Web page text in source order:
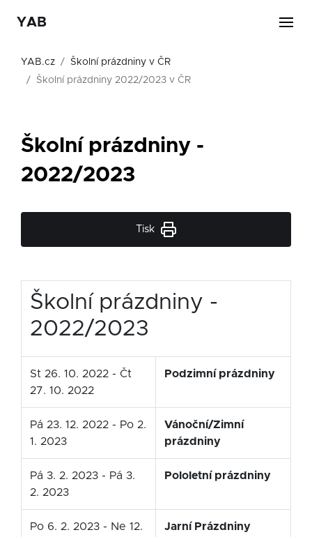
YAB
YAB.cz
Školní prázdniny v ČR
Školní prázdniny 2022/2023 v ČR
Školní prázdniny -
2022/2023
Tisk
Školní prázdniny -
2022/2023
St 26. 10. 2022 - Čt
27. 10. 2022
Podzimní prázdniny
Pá 23. 12. 2022 - Po 2.
1. 2023
Vánoční/Zimní
prázdniny
Pá 3. 2. 2023 - Pá 3.
2. 2023
Pololetní prázdniny
Po 6. 2. 2023 - Ne 12.
Jarní Prázdniny